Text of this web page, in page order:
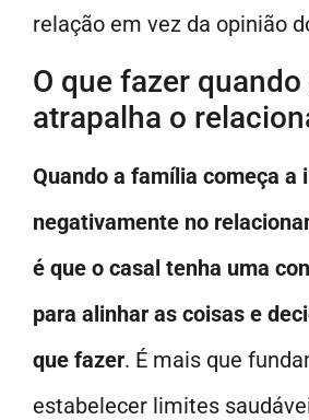
relação em vez da opinião
O que fazer
atrapalha o
Quando a família começa a
negativamente no
é que o casal tenha uma
para alinhar as coisas e
que fazer. É mais que
estabelecer limites